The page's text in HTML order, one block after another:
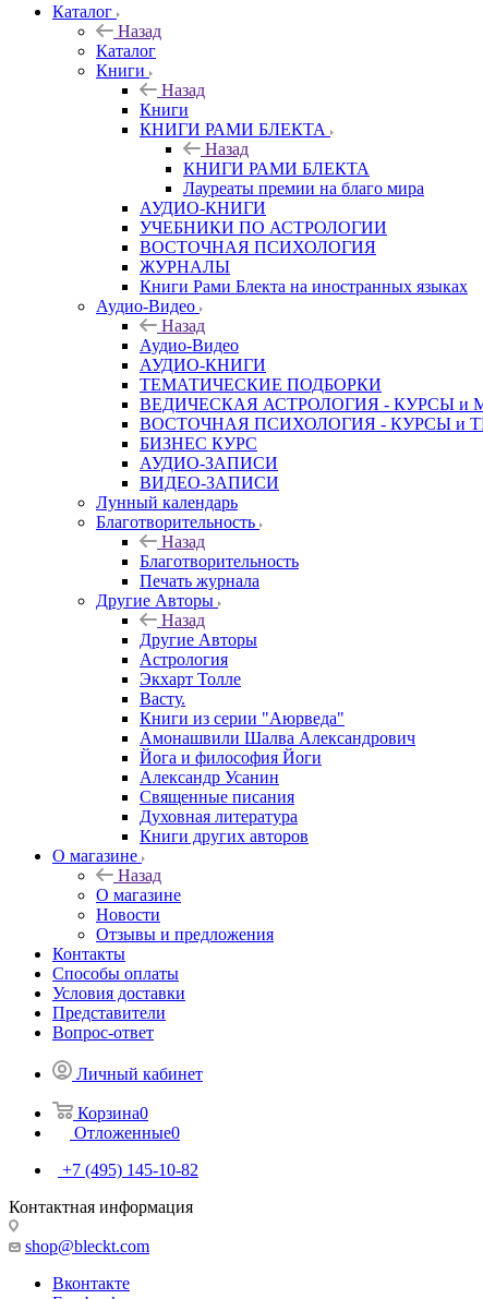
Каталог
Назад
Каталог
Книги
Назад
Книги
КНИГИ РАМИ БЛЕКТА
Назад
КНИГИ РАМИ БЛЕКТА
Лауреаты премии на благо мира
АУДИО-КНИГИ
УЧЕБНИКИ ПО АСТРОЛОГИИ
ВОСТОЧНАЯ ПСИХОЛОГИЯ
ЖУРНАЛЫ
Книги Рами Блекта на иностранных языках
Аудио-Видео
Назад
Аудио-Видео
АУДИО-КНИГИ
ТЕМАТИЧЕСКИЕ ПОДБОРКИ
ВЕДИЧЕСКАЯ АСТРОЛОГИЯ - КУРСЫ и
ВОСТОЧНАЯ ПСИХОЛОГИЯ - КУРСЫ и
БИЗНЕС КУРС
АУДИО-ЗАПИСИ
ВИДЕО-ЗАПИСИ
Лунный календарь
Благотворительность
Назад
Благотворительность
Печать журнала
Другие Aвторы
Назад
Другие Aвторы
Астрология
Экхарт Толле
Васту.
Книги из серии "Аюрведа"
Амонашвили Шалва Александрович
Йога и философия Йоги
Александр Усанин
Священные писания
Духовная литература
Книги других авторов
О магазине
Назад
О магазине
Новости
Отзывы и предложения
Контакты
Способы оплаты
Условия доставки
Представители
Вопрос-ответ
Личный кабинет
Корзина0
Отложенные0
+7 (495) 145-10-82
Контактная информация
shop@bleckt.com
Вконтакте